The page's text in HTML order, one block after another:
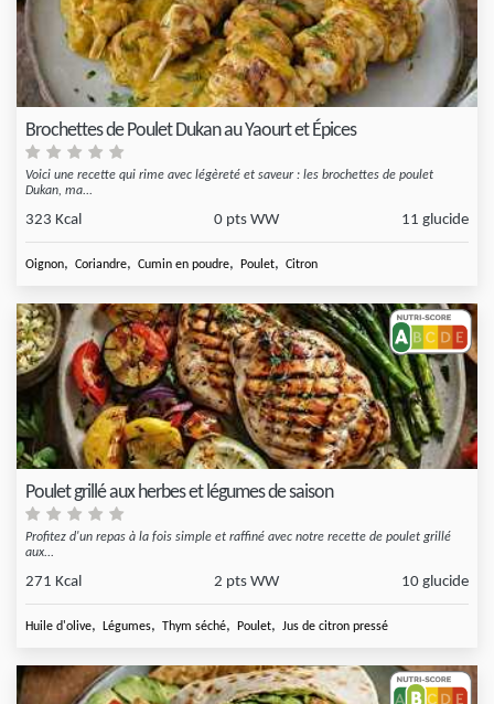
Brochettes de Poulet Dukan au Yaourt et Épices
Voici une recette qui rime avec légèreté et saveur : les brochettes de poulet
Dukan, ma...
323 Kcal 0 pts WW 11 glucide
Oignon, Coriandre, Cumin en poudre, Poulet, Citron
Poulet grillé aux herbes et légumes de saison
Profitez d'un repas à la fois simple et raffiné avec notre recette de poulet grillé
aux...
271 Kcal 2 pts WW 10 glucide
Huile d'olive, Légumes, Thym séché, Poulet, Jus de citron pressé